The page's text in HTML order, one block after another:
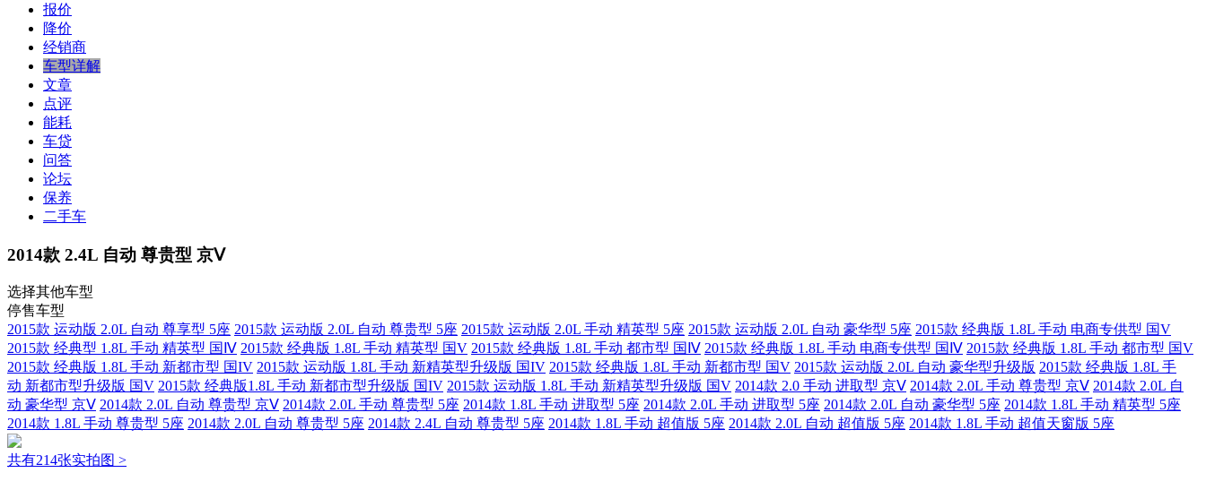
报价
降价
经销商
车型详解
文章
点评
能耗
车贷
问答
论坛
保养
二手车
2014款 2.4L 自动 尊贵型 京Ⅴ
选择其他车型
停售车型
2015款 运动版 2.0L 自动 尊享型 5座 2015款 运动版 2.0L 自动 尊贵型 5座 2015款 运动版 2.0L 手动 精英型 5座 2015款 运动版 2.0L 自动 豪华型 5座 2015款 经典版 1.8L 手动 电商专供型 国V
2015款 经典型 1.8L 手动 精英型 国Ⅳ 2015款 经典版 1.8L 手动 精英型 国V 2015款 经典版 1.8L 手动 都市型 国Ⅳ 2015款 经典版 1.8L 手动 电商专供型 国Ⅳ 2015款 经典版 1.8L 手动 都市型 国V
2015款 经典版 1.8L 手动 新都市型 国IV 2015款 运动版 1.8L 手动 新精英型升级版 国IV 2015款 经典版 1.8L 手动 新都市型 国V 2015款 运动版 2.0L 自动 豪华型升级版 2015款 经典版 1.8L 手
动 新都市型升级版 国V 2015款 经典版1.8L 手动 新都市型升级版 国IV 2015款 运动版 1.8L 手动 新精英型升级版 国V 2014款 2.0 手动 进取型 京Ⅴ 2014款 2.0L 手动 尊贵型 京Ⅴ 2014款 2.0L 自
动 豪华型 京Ⅴ 2014款 2.0L 自动 尊贵型 京Ⅴ 2014款 2.0L 手动 尊贵型 5座 2014款 1.8L 手动 进取型 5座 2014款 2.0L 手动 进取型 5座 2014款 2.0L 自动 豪华型 5座 2014款 1.8L 手动 精英型 5座
2014款 1.8L 手动 尊贵型 5座 2014款 2.0L 自动 尊贵型 5座 2014款 2.4L 自动 尊贵型 5座 2014款 1.8L 手动 超值版 5座 2014款 2.0L 自动 超值版 5座 2014款 1.8L 手动 超值天窗版 5座
共有214张实拍图 >